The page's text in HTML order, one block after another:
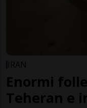
IRAN
Enormi
Teheran e